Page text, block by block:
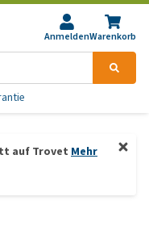
AnmeldenWarenkorb
auf Trovet Mehr